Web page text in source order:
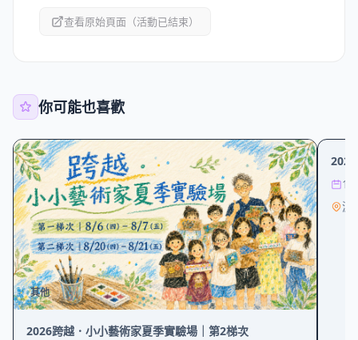
查看原始頁面（活動已結束）
你可能也喜歡
其他
2026跨越．小小藝術家夏季實驗場｜第2梯次